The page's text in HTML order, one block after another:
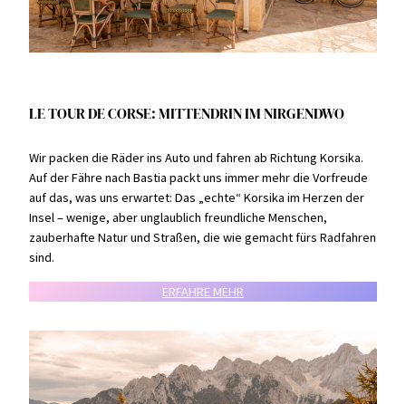
LE TOUR DE CORSE: MITTENDRIN IM NIRGENDWO
Wir packen die Räder ins Auto und fahren ab Richtung Korsika.
Auf der Fähre nach Bastia packt uns immer mehr die Vorfreude
auf das, was uns erwartet: Das „echte“ Korsika im Herzen der
Insel – wenige, aber unglaublich freundliche Menschen,
zauberhafte Natur und Straßen, die wie gemacht fürs Radfahren
sind.
ERFAHRE MEHR